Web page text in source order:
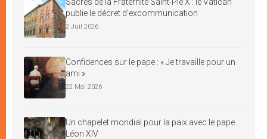
publie le décret d’excommunication
2 Juil 2026
Confidences sur le pape : « Je travaille pour un
ami »
22 Mai 2026
Un chapelet mondial pour la paix avec le pape
Léon XIV